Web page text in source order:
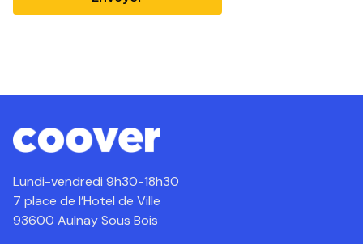
Lundi-vendredi 9h30-18h30
7 place de l’Hotel de Ville
93600 Aulnay Sous Bois